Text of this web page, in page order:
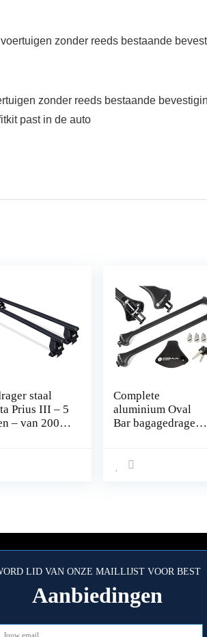
zonder reeds bestaande
zonder reeds bestaande
past in de auto
staal
Prius III – 5
– van 2009
Complete
aluminium Oval
Bar bagagedrager
2012- met
draagvermogen
LID VAN ONZE MAILLIJST VOOR BEST
Aanbiedingen